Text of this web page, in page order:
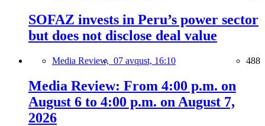
SOFAZ invests in Peru’s power sector
but does not disclose deal value
Media Review, 07 avqust, 16:10 488
Media Review: From 4:00 p.m. on
August 6 to 4:00 p.m. on August 7,
2026